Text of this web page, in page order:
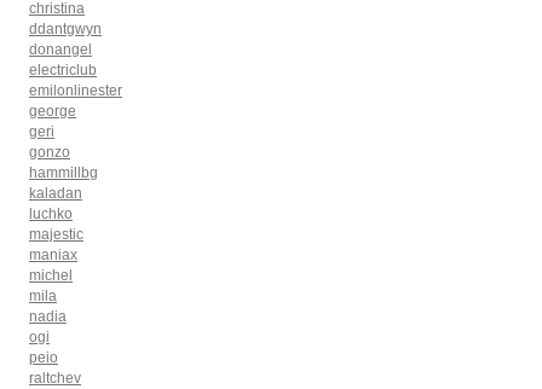
christina
ddantgwyn
donangel
electriclub
emilonlinester
george
geri
gonzo
hammillbg
kaladan
luchko
majestic
maniax
michel
mila
nadia
ogi
peio
raltchev